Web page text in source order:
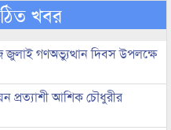
খবর
গণঅভ্যুত্থান দিবস উপলক্ষে
প্রত্যাশী আশিক চৌধুরীর